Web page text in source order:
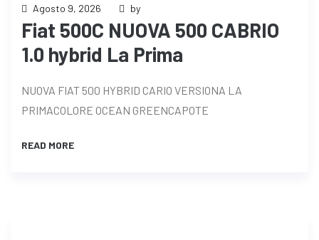
Agosto 9, 2026 by
Fiat 500C NUOVA 500 CABRIO
1.0 hybrid La Prima
NUOVA FIAT 500 HYBRID CARIO VERSIONA LA
PRIMACOLORE OCEAN GREENCAPOTE
READ MORE